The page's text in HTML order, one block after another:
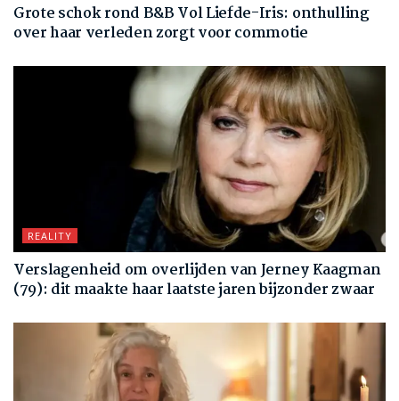
Grote schok rond B&B Vol Liefde-Iris: onthulling
over haar verleden zorgt voor commotie
REALITY
Verslagenheid om overlijden van Jerney Kaagman
(79): dit maakte haar laatste jaren bijzonder zwaar